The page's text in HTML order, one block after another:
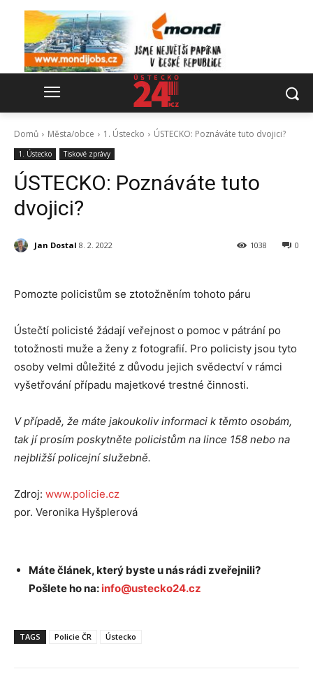
Domů Města/obce 1. Ústecko ÚSTECKO: Poznáváte tuto dvojici?
1. Ústecko Tiskové zprávy
ÚSTECKO: Poznáváte tuto
dvojici?
Jan Dostal 8. 2. 2022 0
1038
Pomozte policistům se ztotožněním tohoto páru
Ústečtí policisté žádají veřejnost o pomoc v pátrání po
totožnosti muže a ženy z fotografií. Pro policisty jsou tyto
osoby velmi důležité z důvodu jejich svědectví v rámci
vyšetřování případu majetkové trestné činnosti.
V případě, že máte jakoukoliv informaci k těmto osobám,
tak jí prosím poskytněte policistům na lince 158 nebo na
nejbližší policejní služebně.
Zdroj: www.policie.cz
por. Veronika Hyšplerová
Máte článek, který byste u nás rádi zveřejnili?
Pošlete ho na: info@ustecko24.cz
TAGS Policie ČR Ústecko